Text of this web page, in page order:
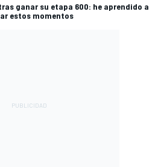
ganar su etapa 600: he aprendido a
estos momentos